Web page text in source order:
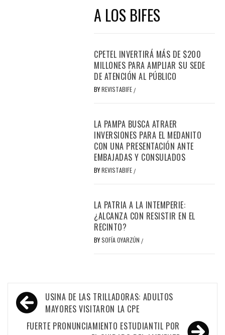
A LOS BIFES
CPETEL INVERTIRÁ MÁS DE $200
MILLONES PARA AMPLIAR SU SEDE
DE ATENCIÓN AL PÚBLICO
BYREVISTABIFE /
LA PAMPA BUSCA ATRAER
INVERSIONES PARA EL MEDANITO
CON UNA PRESENTACIÓN ANTE
EMBAJADAS Y CONSULADOS
BYREVISTABIFE /
LA PATRIA A LA INTEMPERIE:
¿ALCANZA CON RESISTIR EN EL
RECINTO?
BYSOFÍA OYARZÚN /
Navegación
de
entradas
USINA DE LAS TRILLADORAS: ADULTOS
MAYORES VISITARON LA CPE
FUERTE PRONUNCIAMIENTO ESTUDIANTIL POR